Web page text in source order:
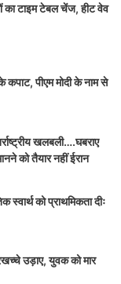
का टाइम टेबल चेंज, हीट वेव
पीएम मोदी के नाम से
खलबली….घबराए
को तैयार नहीं ईरान
स्वार्थ को प्राथमिकता दीः
उड़ाए, युवक को मार